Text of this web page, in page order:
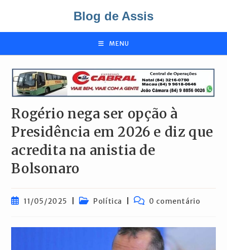
o
Blog de Assis
MENU
Rogério nega ser opção à
Presidência em 2026 e diz que
acredita na anistia de
Bolsonaro
Post11/05/2025
Categoria
Política
Comentários
0 comentário